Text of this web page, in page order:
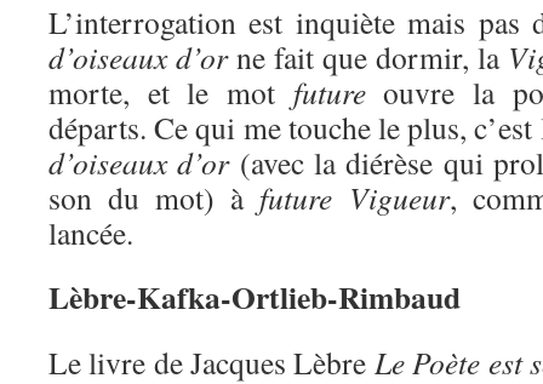
L’interrogation est inquiète mais pas
d’oiseaux d’orne fait que dormir, la
morte, et le mot futureouvre la
départs. Ce qui me touche le plus,
d’oiseaux d’or(avec la diérèse qui
son du mot) à future Vigueur,
lancée.
Lèbre-Kafka-Ortlieb-Rimbaud
Le livre de Jacques Lèbre Le Poète est